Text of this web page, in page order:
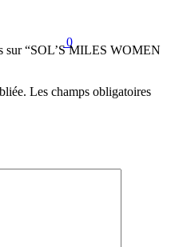
0
sur “SOL’S MILES WOMEN
Les champs obligatoires